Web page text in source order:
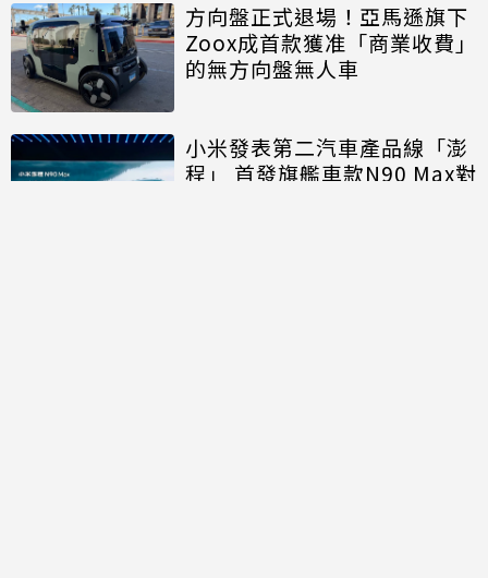
方向盤正式退場！亞馬遜旗下
Zoox成首款獲准「商業收費」
的無方向盤無人車
小米發表第二汽車產品線「澎
程」 首發旗艦車款N90 Max對